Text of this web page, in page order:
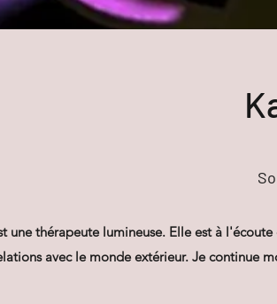
une thérapeute lumineuse. Elle est à
avec le monde extérieur. Je continue